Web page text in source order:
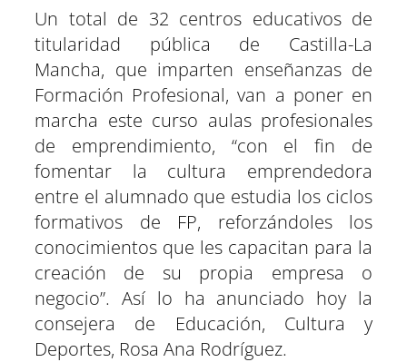
r
t
i
r
e
n
i
t
e
r
a
r
t
e
n
b
o r
t
i
r
e
n
A
p
r
t
i
r
r
m
r
t
i
r
e
n
r
s
t
r
e
n
d
n
Un total de 32 centros educativos de
titularidad pública de Castilla-La
Mancha, que imparten enseñanzas de
Formación Profesional, van a poner en
marcha este curso aulas profesionales
de emprendimiento, “con el fin de
fomentar la cultura emprendedora
entre el alumnado que estudia los ciclos
formativos de FP, reforzándoles los
conocimientos que les capacitan para la
creación de su propia empresa o
negocio”. Así lo ha anunciado hoy la
consejera de Educación, Cultura y
Deportes, Rosa Ana Rodríguez.